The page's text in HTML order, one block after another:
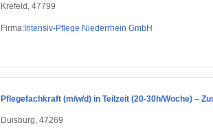
Krefeld, 47799
Firma:Intensiv-Pflege Niederrhein GmbH
Pflegefachkraft (m/w/d) in Teilzeit (20-30h/Woche) –
Duisburg, 47269